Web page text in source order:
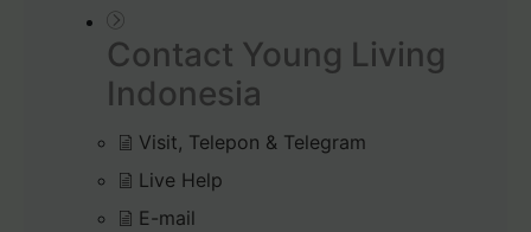
Contact Young Living
Indonesia
Visit, Telepon & Telegram
Live Help
E-mail